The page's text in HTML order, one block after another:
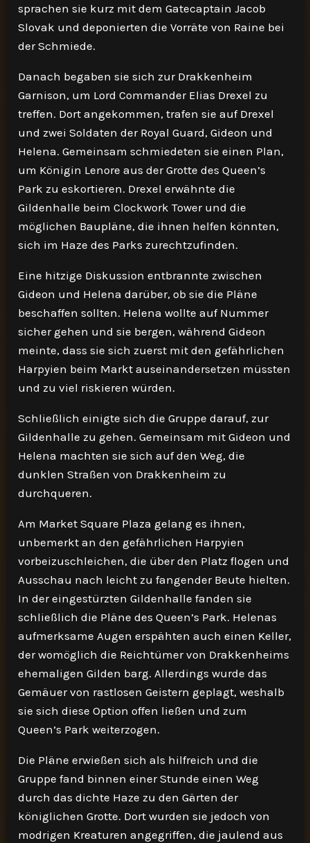
sprachen sie kurz mit dem Gatecaptain Jacob
Slovak und deponierten die Vorräte von Raine bei
der Schmiede.
Danach begaben sie sich zur Drakkenheim
Garnison, um Lord Commander Elias Drexel zu
treffen. Dort angekommen, trafen sie auf Drexel
und zwei Soldaten der Royal Guard, Gideon und
Helena. Gemeinsam schmiedeten sie einen Plan,
um Königin Lenore aus der Grotte des Queen’s
Park zu eskortieren. Drexel erwähnte die
Gildenhalle beim Clockwork Tower und die
möglichen Baupläne, die ihnen helfen könnten,
sich im Haze des Parks zurechtzufinden.
Eine hitzige Diskussion entbrannte zwischen
Gideon und Helena darüber, ob sie die Pläne
beschaffen sollten. Helena wollte auf Nummer
sicher gehen und sie bergen, während Gideon
meinte, dass sie sich zuerst mit den gefährlichen
Harpyien beim Markt auseinandersetzen müssten
und zu viel riskieren würden.
Schließlich einigte sich die Gruppe darauf, zur
Gildenhalle zu gehen. Gemeinsam mit Gideon und
Helena machten sie sich auf den Weg, die
dunklen Straßen von Drakkenheim zu
durchqueren.
Am Market Square Plaza gelang es ihnen,
unbemerkt an den gefährlichen Harpyien
vorbeizuschleichen, die über den Platz flogen und
Ausschau nach leicht zu fangender Beute hielten.
In der eingestürzten Gildenhalle fanden sie
schließlich die Pläne des Queen’s Park. Helenas
aufmerksame Augen erspähten auch einen Keller,
der womöglich die Reichtümer von Drakkenheims
ehemaligen Gilden barg. Allerdings wurde das
Gemäuer von rastlosen Geistern geplagt, weshalb
sie sich diese Option offen ließen und zum
Queen’s Park weiterzogen.
Die Pläne erwießen sich als hilfreich und die
Gruppe fand binnen einer Stunde einen Weg
durch das dichte Haze zu den Gärten der
königlichen Grotte. Dort wurden sie jedoch von
modrigen Kreaturen angegriffen, die jaulend aus